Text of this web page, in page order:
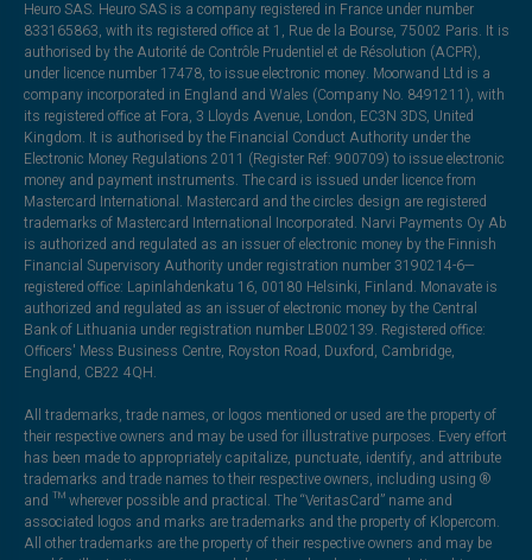
Heuro SAS. Heuro SAS is a company registered in France under number
833165863, with its registered office at 1, Rue de la Bourse, 75002 Paris. It is
authorised by the Autorité de Contrôle Prudentiel et de Résolution (ACPR),
under licence number 17478, to issue electronic money. Moorwand Ltd is a
company incorporated in England and Wales (Company No. 8491211), with
its registered office at Fora, 3 Lloyds Avenue, London, EC3N 3DS, United
Kingdom. It is authorised by the Financial Conduct Authority under the
Electronic Money Regulations 2011 (Register Ref: 900709) to issue electronic
money and payment instruments. The card is issued under licence from
Mastercard International. Mastercard and the circles design are registered
trademarks of Mastercard International Incorporated. Narvi Payments Oy Ab
is authorized and regulated as an issuer of electronic money by the Finnish
Financial Supervisory Authority under registration number 3190214-6—
registered office: Lapinlahdenkatu 16, 00180 Helsinki, Finland. Monavate is
authorized and regulated as an issuer of electronic money by the Central
Bank of Lithuania under registration number LB002139. Registered office:
Officers' Mess Business Centre, Royston Road, Duxford, Cambridge,
England, CB22 4QH.
All trademarks, trade names, or logos mentioned or used are the property of
their respective owners and may be used for illustrative purposes. Every effort
has been made to appropriately capitalize, punctuate, identify, and attribute
trademarks and trade names to their respective owners, including using ®
and ™ wherever possible and practical. The “VeritasCard” name and
associated logos and marks are trademarks and the property of Klopercom.
All other trademarks are the property of their respective owners and may be